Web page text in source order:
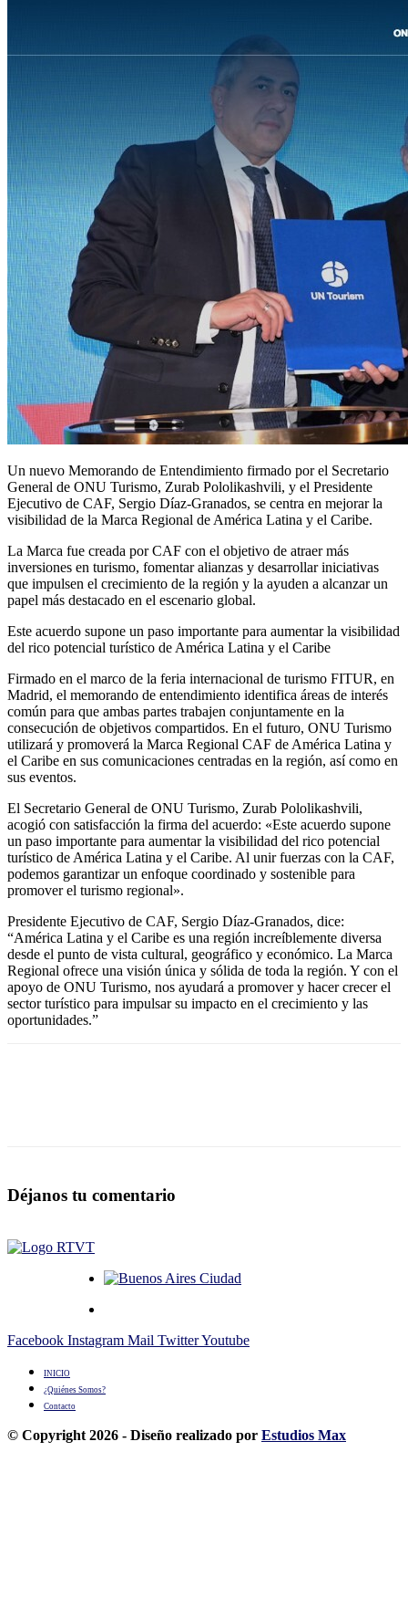
Un nuevo Memorando de Entendimiento firmado por el Secretario
General de ONU Turismo, Zurab Pololikashvili, y el Presidente
Ejecutivo de CAF, Sergio Díaz-Granados, se centra en mejorar la
visibilidad de la Marca Regional de América Latina y el Caribe.
La Marca fue creada por CAF con el objetivo de atraer más
inversiones en turismo, fomentar alianzas y desarrollar iniciativas
que impulsen el crecimiento de la región y la ayuden a alcanzar un
papel más destacado en el escenario global.
Este acuerdo supone un paso importante para aumentar la visibilidad
del rico potencial turístico de América Latina y el Caribe
Firmado en el marco de la feria internacional de turismo FITUR, en
Madrid, el memorando de entendimiento identifica áreas de interés
común para que ambas partes trabajen conjuntamente en la
consecución de objetivos compartidos. En el futuro, ONU Turismo
utilizará y promoverá la Marca Regional CAF de América Latina y
el Caribe en sus comunicaciones centradas en la región, así como en
sus eventos.
El Secretario General de ONU Turismo, Zurab Pololikashvili,
acogió con satisfacción la firma del acuerdo: «Este acuerdo supone
un paso importante para aumentar la visibilidad del rico potencial
turístico de América Latina y el Caribe. Al unir fuerzas con la CAF,
podemos garantizar un enfoque coordinado y sostenible para
promover el turismo regional».
Presidente Ejecutivo de CAF, Sergio Díaz-Granados, dice:
“América Latina y el Caribe es una región increíblemente diversa
desde el punto de vista cultural, geográfico y económico. La Marca
Regional ofrece una visión única y sólida de toda la región. Y con el
apoyo de ONU Turismo, nos ayudará a promover y hacer crecer el
sector turístico para impulsar su impacto en el crecimiento y las
oportunidades.”
Déjanos tu comentario
Facebook Instagram Mail TwitterYoutube
INICIO
¿Quiénes Somos?
Contacto
© Copyright 2026 - Diseño realizado por Estudios Max